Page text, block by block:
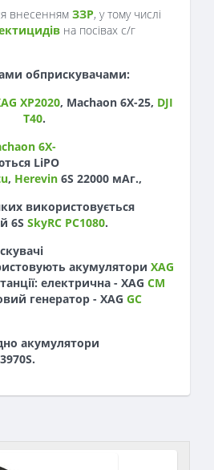
внесенням ЗЗР, у тому числі
на посівах с/г
обприскувачами:
XP2020, Machaon 6X-25, DJI
T40.
6X-
LiPO
, Herevin 6S 22000 мАг.,
використовується
6S SkyRC PC1080.
акумулятори XAG
електрична - XAG CM
генератор - XAG GC
акумулятори